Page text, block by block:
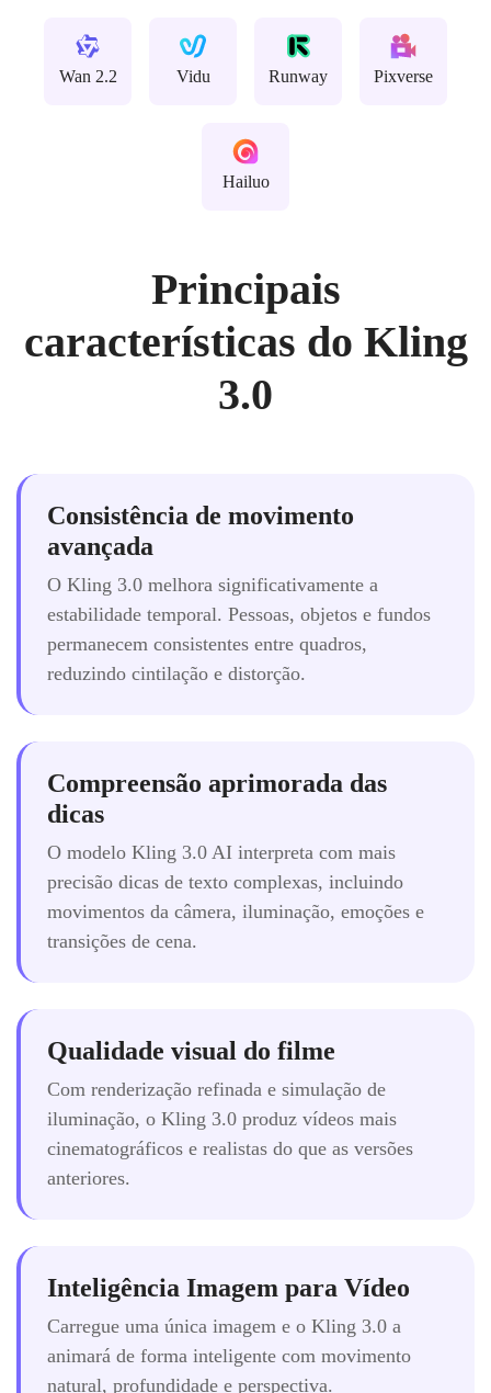
violência e honra originais.
Wan 2.2 Vidu Runway Pixverse
Hailuo
Principais
características do Kling
3.0
Consistência de movimento
avançada
O Kling 3.0 melhora significativamente a
estabilidade temporal. Pessoas, objetos e fundos
permanecem consistentes entre quadros,
reduzindo cintilação e distorção.
Compreensão aprimorada das
dicas
O modelo Kling 3.0 AI interpreta com mais
precisão dicas de texto complexas, incluindo
movimentos da câmera, iluminação, emoções e
transições de cena.
Qualidade visual do filme
Com renderização refinada e simulação de
iluminação, o Kling 3.0 produz vídeos mais
cinematográficos e realistas do que as versões
anteriores.
Inteligência Imagem para Vídeo
Carregue uma única imagem e o Kling 3.0 a
animará de forma inteligente com movimento
natural, profundidade e perspectiva.